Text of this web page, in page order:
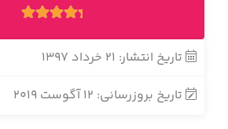
رای
تاریخ انتشار: 21 خرداد 1397
تاریخ بروزرسانی: 12 آگوست 2019